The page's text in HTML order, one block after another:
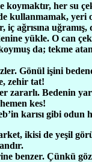
koymaktır, her su
kullanmamak, yeri
ağrısına
yükle. O can
da; tekme
Gönül işini
zehir tat!
zararlı. Bedenin
kes!
karısı gibi odun
ikisi de yeşil
benzer. Çünkü